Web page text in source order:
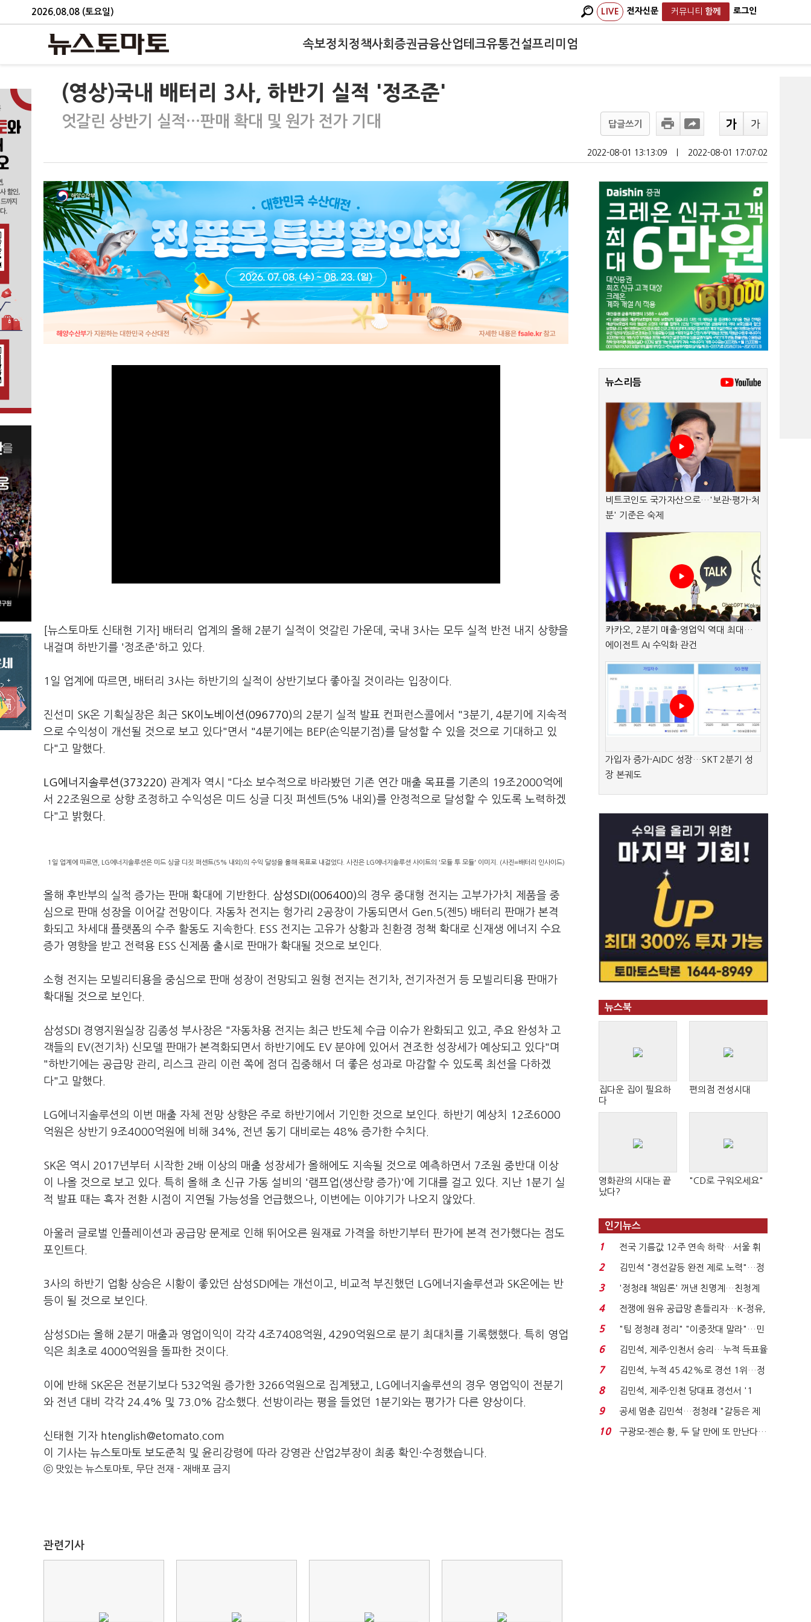
2026.08.08 (토요일) LIVE 전자신문 커뮤니티 함께 로그인
속보정치 정책사회 증권금융산업테크유통건설프리미엄
(영상)국내 배터리 3사, 하반기 실적 '정조준'
엇갈린 상반기 실적…판매 확대 및 원가 전가 기대 답글쓰기
2022-08-01 13:13:09 2022-08-01 17:07:02
[뉴스토마토 신태현 기자] 배터리 업계의 올해 2분기 실적이 엇갈린 가운데, 국내 3사는 모두 실적 반전 내지 상향을
내걸며 하반기를 '정조준'하고 있다.
1일 업계에 따르면, 배터리 3사는 하반기의 실적이 상반기보다 좋아질 것이라는 입장이다.
진선미 SK온 기획실장은 최근 SK이노베이션(096770)의 2분기 실적 발표 컨퍼런스콜에서 "3분기, 4분기에 지속적
으로 수익성이 개선될 것으로 보고 있다"면서 "4분기에는 BEP(손익분기점)를 달성할 수 있을 것으로 기대하고 있
다"고 말했다.
LG에너지솔루션(373220) 관계자 역시 "다소 보수적으로 바라봤던 기존 연간 매출 목표를 기존의 19조2000억에
서 22조원으로 상향 조정하고 수익성은 미드 싱글 디짓 퍼센트(5% 내외)를 안정적으로 달성할 수 있도록 노력하겠
다"고 밝혔다.
1일 업계에 따르면, LG에너지솔루션은 미드 싱글 디짓 퍼센트(5% 내외)의 수익 달성을 올해 목표로 내걸었다. 사진은 LG에너지솔루션 사이트의 '모듈 투 모듈' 이미지. (사진=배터리 인사이드)
올해 후반부의 실적 증가는 판매 확대에 기반한다. 삼성SDI(006400)의 경우 중대형 전지는 고부가가치 제품을 중
심으로 판매 성장을 이어갈 전망이다. 자동차 전지는 헝가리 2공장이 가동되면서 Gen.5(젠5) 배터리 판매가 본격
화되고 차세대 플랫폼의 수주 활동도 지속한다. ESS 전지는 고유가 상황과 친환경 정책 확대로 신재생 에너지 수요
증가 영향을 받고 전력용 ESS 신제품 출시로 판매가 확대될 것으로 보인다.
소형 전지는 모빌리티용을 중심으로 판매 성장이 전망되고 원형 전지는 전기차, 전기자전거 등 모빌리티용 판매가
확대될 것으로 보인다.
삼성SDI 경영지원실장 김종성 부사장은 "자동차용 전지는 최근 반도체 수급 이슈가 완화되고 있고, 주요 완성차 고
객들의 EV(전기차) 신모델 판매가 본격화되면서 하반기에도 EV 분야에 있어서 견조한 성장세가 예상되고 있다"며
"하반기에는 공급망 관리, 리스크 관리 이런 쪽에 점더 집중해서 더 좋은 성과로 마감할 수 있도록 최선을 다하겠
다"고 말했다.
LG에너지솔루션의 이번 매출 자체 전망 상향은 주로 하반기에서 기인한 것으로 보인다. 하반기 예상치 12조6000
억원은 상반기 9조4000억원에 비해 34%, 전년 동기 대비로는 48% 증가한 수치다.
SK온 역시 2017년부터 시작한 2배 이상의 매출 성장세가 올해에도 지속될 것으로 예측하면서 7조원 중반대 이상
이 나올 것으로 보고 있다. 특히 올해 초 신규 가동 설비의 '램프업(생산량 증가)'에 기대를 걸고 있다. 지난 1분기 실
적 발표 때는 흑자 전환 시점이 지연될 가능성을 언급했으나, 이번에는 이야기가 나오지 않았다.
아울러 글로벌 인플레이션과 공급망 문제로 인해 뛰어오른 원재료 가격을 하반기부터 판가에 본격 전가했다는 점도
포인트다.
3사의 하반기 업황 상승은 시황이 좋았던 삼성SDI에는 개선이고, 비교적 부진했던 LG에너지솔루션과 SK온에는 반
등이 될 것으로 보인다.
삼성SDI는 올해 2분기 매출과 영업이익이 각각 4조7408억원, 4290억원으로 분기 최대치를 기록했했다. 특히 영업
익은 최초로 4000억원을 돌파한 것이다.
이에 반해 SK온은 전분기보다 532억원 증가한 3266억원으로 집계됐고, LG에너지솔루션의 경우 영업익이 전분기
와 전년 대비 각각 24.4% 및 73.0% 감소했다. 선방이라는 평을 들었던 1분기와는 평가가 다른 양상이다.
신태현 기자 htenglish@etomato.com
이 기사는 뉴스토마토 보도준칙 및 윤리강령에 따라 강영관 산업2부장이 최종 확인·수정했습니다.
ⓒ 맛있는 뉴스토마토, 무단 전재 - 재배포 금지
관련기사
뉴스리듬
비트코인도 국가자산으로…'보관·평가·처
분' 기준은 숙제
카카오, 2분기 매출·영업익 역대 최대…
에이전트 AI 수익화 관건
가입자 증가·AIDC 성장…SKT 2분기 성
장 본궤도
뉴스북
집다운 집이 필요하
다
편의점 전성시대
영화관의 시대는 끝
났다?
"CD로 구워오세요"
인기뉴스
1
전국 기름값 12주 연속 하락…서울 휘
발윳값 1909원...
2
김민석 "경선갈등 완전 제로 노력"…정
청래 "반명 공세 사...
3
'정청래 책임론' 꺼낸 친명계…친청계
는 추가투표 때리기...
4
전쟁에 원유 공급망 흔들리자…K-정유,
에너지안보 핵심...
5
"팀 정청래 정리" "이중잣대 말라"…민
주 최고위원 계파 다...
6
김민석, 제주·인천서 승리…누적 득표율
'1위 탈환'(종합)...
7
김민석, 누적 45.42%로 경선 1위…정
청래와 격차 0.86%p(...
8
김민석, 제주·인천 당대표 경선서 '1
위'(1보)...
9
공세 멈춘 김민석…정청래 "갈등은 제
가 수습"
10
구광모-젠슨 황, 두 달 만에 또 만난다…